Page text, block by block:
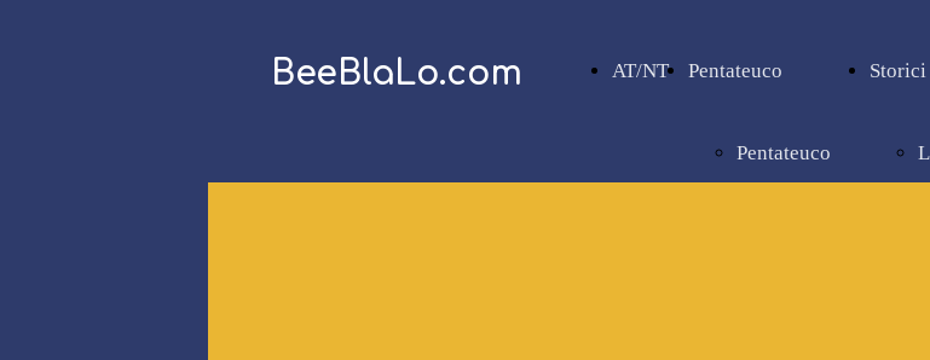
AT/NT Pentateuco
Pentateuco
Storici
BeeBlaLo.com